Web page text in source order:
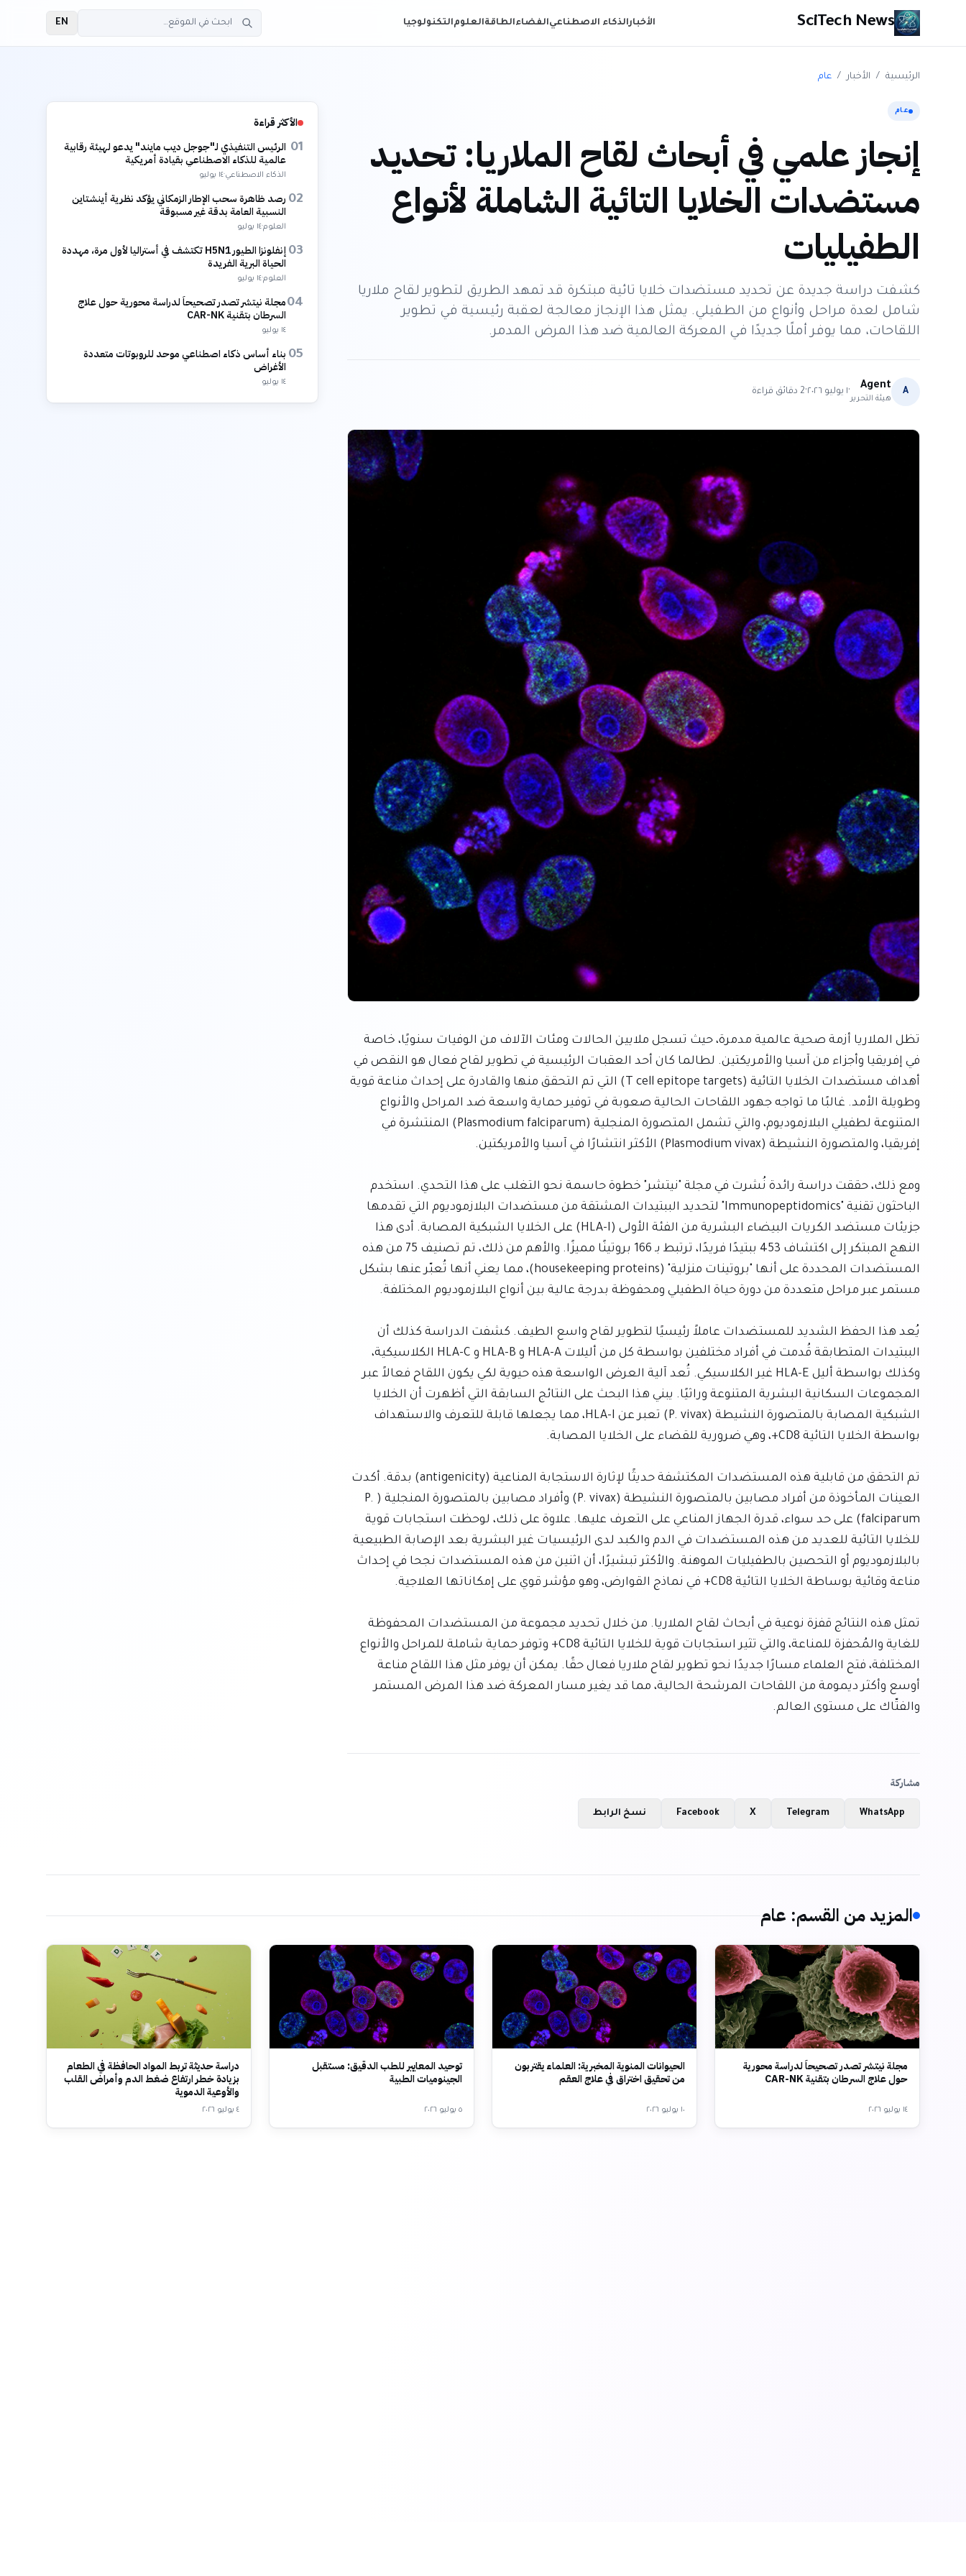
SciTech News الأخبارالذكاء الاصطناعيالفضاءالطاقةالعلومالتكنولوجيا EN
الرئيسية / الأخبار / عام
عام
إنجاز علمي في أبحاث لقاح الملاريا: تحديد
مستضدات الخلايا التائية الشاملة لأنواع
الطفيليات
كشفت دراسة جديدة عن تحديد مستضدات خلايا تائية مبتكرة قد تمهد الطريق لتطوير لقاح ملاريا
شامل لعدة مراحل وأنواع من الطفيلي. يمثل هذا الإنجاز معالجة لعقبة رئيسية في تطوير
اللقاحات، مما يوفر أملًا جديدًا في المعركة العالمية ضد هذا المرض المدمر.
A
Agent
هيئة التحرير
·١ يوليو ٢٠٢٦ ·
2 دقائق قراءة
وكذلك بواسطة أليل HLA-E غير الكلاسيكي. تُعد آلية العرض الواسعة هذه حيوية لكي يكون اللقاح فعالاً عبر
العينات المأخوذة من أفراد مصابين بالمتصورة النشيطة (P. vivax) وأفراد مصابين بالمتصورة المنجلية (P.
أوسع وأكثر ديمومة من اللقاحات المرشحة الحالية، مما قد يغير مسار المعركة ضد هذا المرض المستمر
والفتّاك على مستوى العالم.
مشاركة
WhatsApp
Telegram
X
Facebook نسخ الرابط
الأكثر قراءة
01 الرئيس التنفيذي لـ"جوجل ديب مايند" يدعو لهيئة رقابية
عالمية للذكاء الاصطناعي بقيادة أمريكية
الذكاء الاصطناعي·١٤ يوليو
02 رصد ظاهرة سحب الإطار الزمكاني يؤكد نظرية أينشتاين
النسبية العامة بدقة غير مسبوقة
العلوم·١٤ يوليو
03
إنفلونزا الطيور H5N1 تكتشف في أستراليا لأول مرة، مهددة
الحياة البرية الفريدة
العلوم·١٤ يوليو
04مجلة نيتشر تصدر تصحيحاً لدراسة محورية حول علاج
السرطان بتقنية CAR-NK
١٤ يوليو
05 بناء أساس ذكاء اصطناعي موحد للروبوتات متعددة
الأغراض
١٤ يوليو
المزيد من القسم: عام
مجلة نيتشر تصدر تصحيحاً لدراسة محورية
حول علاج السرطان بتقنية CAR-NK
١٤ يوليو ٢٠٢٦
الحيوانات المنوية المخبرية: العلماء يقتربون
من تحقيق اختراق في علاج العقم
١٠ يوليو ٢٠٢٦
توحيد المعايير للطب الدقيق: مستقبل
الجينوميات الطبية
٥ يوليو ٢٠٢٦
دراسة حديثة تربط المواد الحافظة في الطعام
بزيادة خطر ارتفاع ضغط الدم وأمراض القلب
والأوعية الدموية
٤ يوليو ٢٠٢٦